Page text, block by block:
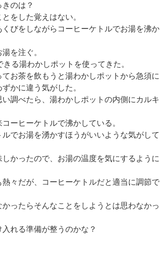
のは？
をした覚えはない。
びをしながらコーヒーケトルでお湯を沸か
を注ぐ。
る湯わかしポットを使ってきた。
お茶を飲もうと湯わかしポットから急須に
かに違う気がした。
調べたら、湯わかしポットの内側にカルキ
ーヒーケトルで沸かしている。
でお湯を湧かすほうがいいような気がして
かったので、お湯の温度を気にするように
々だが、コーヒーケトルだと適当に調節で
ったらそんなことをしようとは思わなかっ
れる準備が整うのかな？